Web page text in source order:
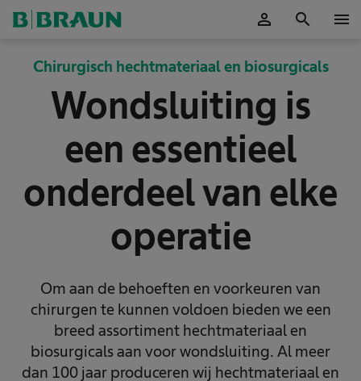
person search menu
Chirurgisch hechtmateriaal en biosurgicals
Wondsluiting is
een essentieel
onderdeel van elke
operatie
Om aan de behoeften en voorkeuren van
chirurgen te kunnen voldoen bieden we een
breed assortiment hechtmateriaal en
biosurgicals aan voor wondsluiting. Al meer
dan 100 jaar produceren wij hechtmateriaal en